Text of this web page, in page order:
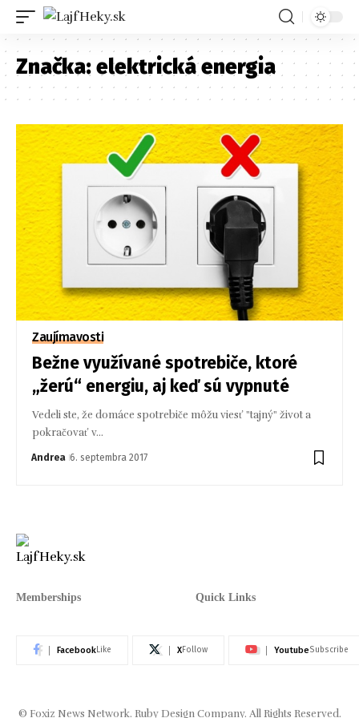
Značka:elektrická energia
Zaujímavosti
Bežne využívané spotrebiče, ktoré
„žerú“ energiu, aj keď sú vypnuté
Vedeli ste, že domáce spotrebiče môžu viesť "tajný" život a
pokračovať v…
Andrea 6. septembra 2017
Memberships Quick Links
FacebookLike XFollow YoutubeSubscribe
© Foxiz News Network. Ruby Design Company. All Rights Reserved.